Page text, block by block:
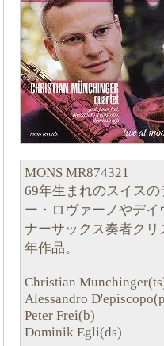
MONS MR874321
69年生まれのスイス
ー・ロヴァーノやデ
ナーサックス奏者ク
年作品。
Christian
Alessandro
Peter Frei(b)
Dominik Egli(ds)